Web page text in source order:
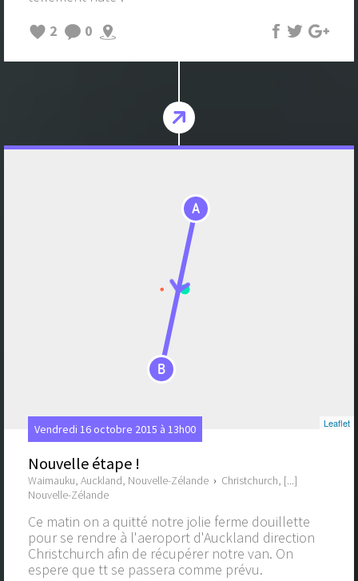
2
0
A
B
Leaflet
Vendredi 16 octobre 2015 à 13h00
Nouvelle étape !
Waimauku, Auckland, Nouvelle-Zélande › Christchurch, [...]
Nouvelle-Zélande
Ce matin on a quitté notre jolie ferme douillette
pour se rendre à l'aeroport d'Auckland direction
Christchurch afin de récupérer notre van. On
espere que tt se passera comme prévu.